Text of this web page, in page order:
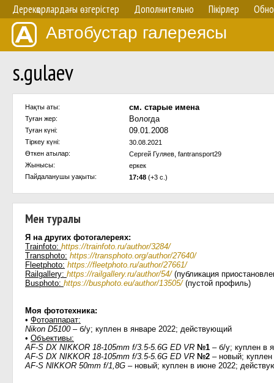
Дерекқорлардағы өзгерістер Дополнительно Пікірлер
Автобустар галереясы
s.gulaev
Нақты аты: см. старые имена
Туған жер: Вологда
Туған күні: 09.01.2008
Тіркеу күні:
30.08.2021
Өткен атылар:
Сергей Гуляев, fantransport29
Жынысы:
еркек
Пайдаланушы уақыты:
17:48 (+3 с.)
Мен туралы
Я на других фотогалереях:
Trainfoto: https://trainfoto.ru/author/3284/
Transphoto: https://transphoto.org/author/27640/
Fleetphoto: https://fleetphoto.ru/author/27661/
Railgallery: https://railgallery.ru/author/54/ (публикация
Busphoto: https://busphoto.eu/author/13505/ (пустой профиль)
Моя фототехника:
• Фотоаппарат:
Nikon D5100 – б/у; куплен в январе 2022; действующий
• Объективы:
AF-S DX NIKKOR 18-105mm f/3.5-5.6G ED VR №1 – б/у; куплен в
AF-S DX NIKKOR 18-105mm f/3.5-5.6G ED VR №2 – новый;
AF-S NIKKOR 50mm f/1,8G – новый; куплен в июне 2022;